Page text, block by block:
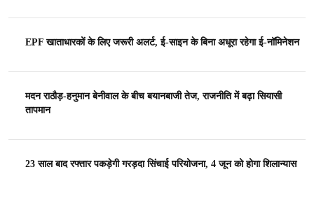
EPF खाताधारकों के लिए जरूरी अलर्ट, ई-साइन के बिना अधूरा रहेगा ई-नॉमिनेशन
मदन राठौड़-हनुमान बेनीवाल के बीच बयानबाजी तेज, राजनीति में बढ़ा सियासी
तापमान
23 साल बाद रफ्तार पकड़ेगी गरड़दा सिंचाई परियोजना, 4 जून को होगा शिलान्यास